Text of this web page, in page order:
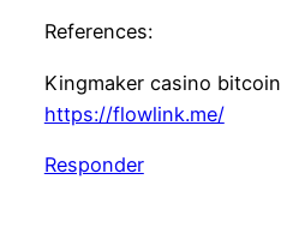
References:
Kingmaker casino
https://flowlink.me/
Responder